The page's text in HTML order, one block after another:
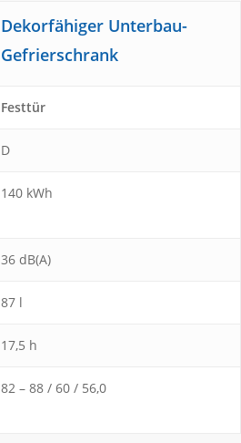
Dekorfähiger Unterbau-
Gefrierschrank
Festtür
D
140 kWh
36 dB(A)
87 l
17,5 h
82 – 88 / 60 / 56,0